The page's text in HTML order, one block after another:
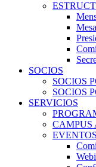
SOCIOS
SOCIOS
SOCIOS
SERVICIOS
CAMPUS
EVENTOS